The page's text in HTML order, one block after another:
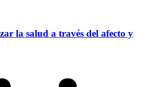
la salud a través del afecto y